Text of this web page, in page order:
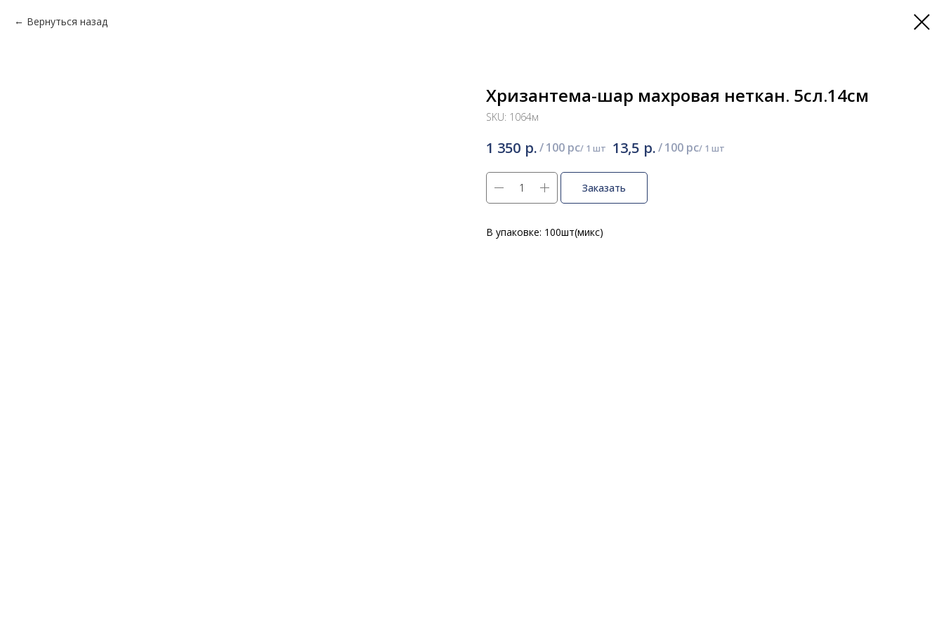
Вернуться назад
Хризантема-шар махровая неткан. 5сл.14см
SKU: 1064м
1 350 р./100 pc 13,5 р./100 pc
Заказать
В упаковке: 100шт(микс)